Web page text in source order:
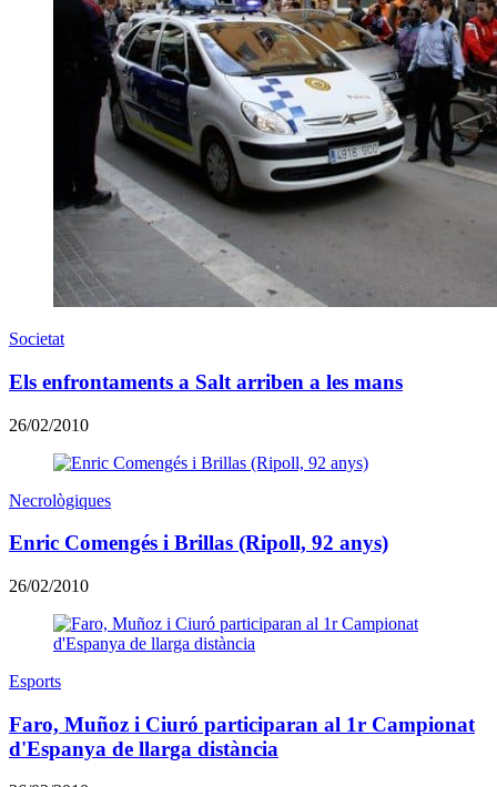
Societat
Els enfrontaments a Salt arriben a les mans
26/02/2010
Necrològiques
Enric Comengés i Brillas (Ripoll, 92 anys)
26/02/2010
Esports
Faro, Muñoz i Ciuró participaran al 1r Campionat
d'Espanya de llarga distància